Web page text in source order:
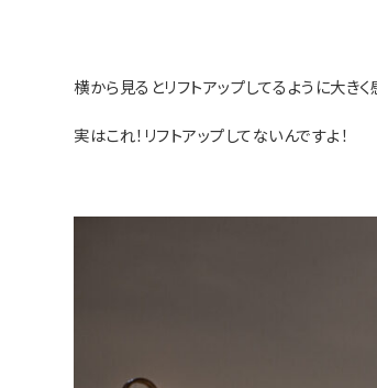
横から見るとリフトアップしてるように大き
実はこれ！リフトアップしてないんですよ！